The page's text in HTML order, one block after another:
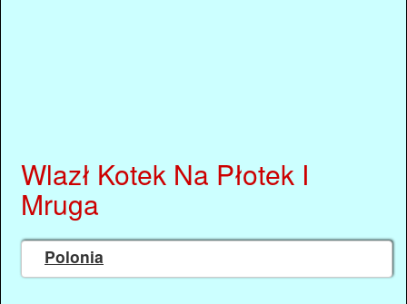
Wlazł Kotek Na Płotek I
Mruga
Polonia